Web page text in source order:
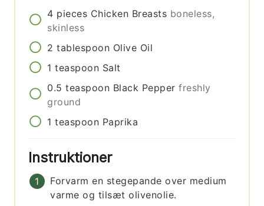
4 pieces Chicken Breasts boneless,
skinless
2 tablespoon Olive Oil
1 teaspoon Salt
0.5 teaspoon Black Pepper freshly
ground
1 teaspoon Paprika
Instruktioner
Forvarm en stegepande over medium
varme og tilsæt olivenolie.